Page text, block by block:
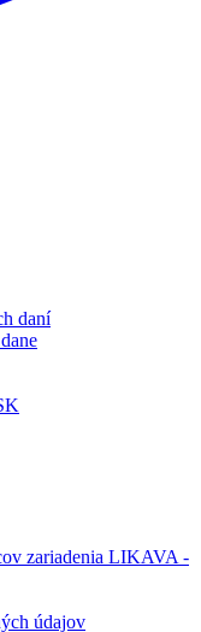
daní
zariadenia LIKAVA -
údajov